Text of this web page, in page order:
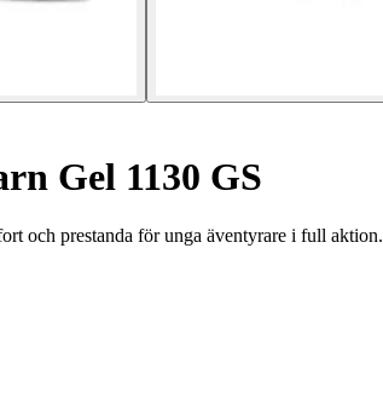
Gel 1130 GS
och prestanda för unga äventyrare i full aktion.